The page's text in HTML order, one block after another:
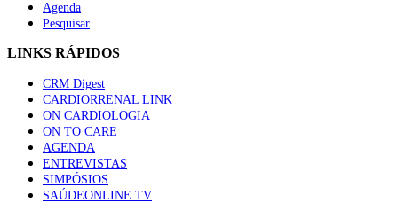
apresentavam níveis elevados de Lp(a), revela estudo
Trodelvy aprovado para primeira linha no cancro da
mama triplo negativo metastático em doentes não
elegíveis para inibidores PD-(L)1
61 visualizações
Agenda
Pesquisar
LINKS RÁPIDOS
CRM Digest
CARDIORRENAL LINK
ON CARDIOLOGIA
ON TO CARE
AGENDA
ENTREVISTAS
SIMPÓSIOS
SAÚDEONLINE.TV